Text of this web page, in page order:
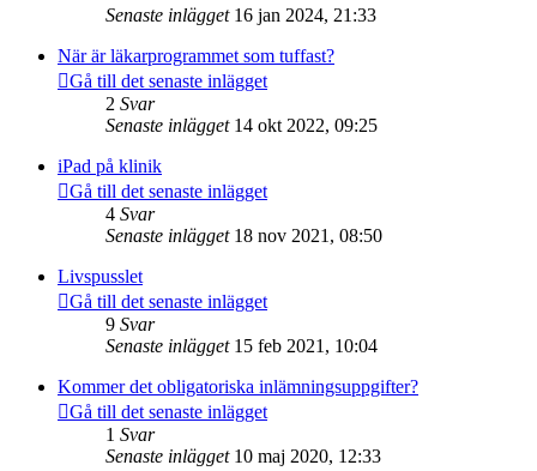
Senaste inlägget 16 jan 2024, 21:33
När är läkarprogrammet som tuffast?
Gå till det senaste inlägget
2 Svar
Senaste inlägget 14 okt 2022, 09:25
iPad på klinik
Gå till det senaste inlägget
4 Svar
Senaste inlägget 18 nov 2021, 08:50
Livspusslet
Gå till det senaste inlägget
9 Svar
Senaste inlägget 15 feb 2021, 10:04
Kommer det obligatoriska inlämningsuppgifter?
Gå till det senaste inlägget
1 Svar
Senaste inlägget 10 maj 2020, 12:33